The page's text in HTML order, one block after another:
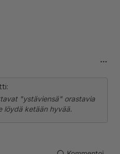
"ystäviensä" orastavia
löydä ketään hyvää.